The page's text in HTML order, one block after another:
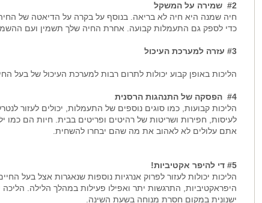
#2 שמירה על המשקל
חיה שמנה היא חיה לא בריאה. בנוסף על בקרה על הדיאטה של
כדי לספק גם התעמלות קבועה. אחרת החיה שלך תשמין ועם
#3 עזרה למערכת העיכול
הליכות באופן קבוע יכולות לתרום רבות למערכת העיכול של בעל
#4 הפסקה של התנהגות הרסנית
הליכות קבועות, כמו סוגים נוספים של התעמלות, יכולים לעזור
לעיסות, חפירות ושריטות של רהיטים ופריטים בבית. חיות הם
אתם עלולים לא לאהוב את מה שהם יבחרו להשחית.
#5 די להיפר אקטיביות!
הליכות יכולות לעזור לפרוק אנרגיות נוספות שנאגרות אצל בעל
היפראקטיביות, התרגשות יתר ואפילו פעילות במהלך הלילה. הליכה
ישנונית במקום חסרת מנוחה בשעת השינה.